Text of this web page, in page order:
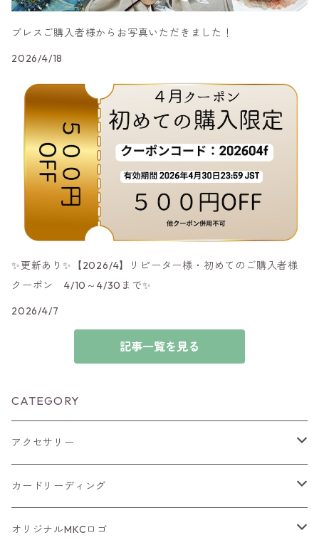
ブレスご購入者様からお写真いただきました！
2026/4/18
✨更新あり✨【2026/4】リピーター様・初めてのご購入者様
クーポン 4/10～4/30まで✨
2026/4/7
記事一覧を見る
CATEGORY
アクセサリー
ブレスレット
バッグチャーム
カードリーディング
ルノルマンカード
オリジナルMKCロゴ